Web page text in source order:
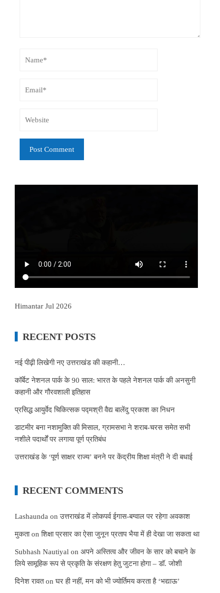
Himantar Jul 2026
RECENT POSTS
नई पीढ़ी लिखेगी नए उत्तराखंड की कहानी…
कॉर्बेट नेशनल पार्क के 90 साल: भारत के पहले नेशनल पार्क की अनसुनी
कहानी और गौरवशाली इतिहास
प्रसिद्ध आयुर्वेद चिकित्सक पद्मश्री वैद्य बालेंदु प्रकाश का निधन
डाटमीर बना नशामुक्ति की मिसाल, ग्रामसभा ने शराब-चरस समेत सभी
नशीले पदार्थों पर लगाया पूर्ण प्रतिबंध
उत्तराखंड के ‘पूर्ण साक्षर राज्य’ बनने पर केंद्रीय शिक्षा मंत्री ने दी बधाई
RECENT COMMENTS
Lashaunda onउत्तराखंड में लोकपर्व ईगास-बग्वाल पर रहेगा अवकाश
मुकताonशिक्षा प्रसार का ऐसा जुनून प्रताप भैया में ही देखा जा सकता था
Subhash Nautiyal on अपने अस्तित्व और जीवन के सार को बचाने के
लिये सामूहिक रूप से प्रकृति के संरक्षण हेतु जुटना होगा – डॉ. जोशी
दिनेश रावतonघर ही नहीं, मन को भी ज्योर्तिमय करता है ‘भद्याऊ’